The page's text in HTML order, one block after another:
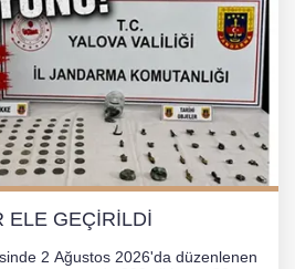
ELE GEÇİRİLDİ
2 Ağustos 2026'da düzenlenen